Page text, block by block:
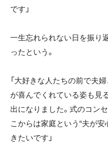
です」
一生忘れられない日を振り
ったという。
「大好きな人たちの前で夫
が喜んでくれている姿も見
出になりました。式のコン
こからは家庭という“夫が
きたいです」